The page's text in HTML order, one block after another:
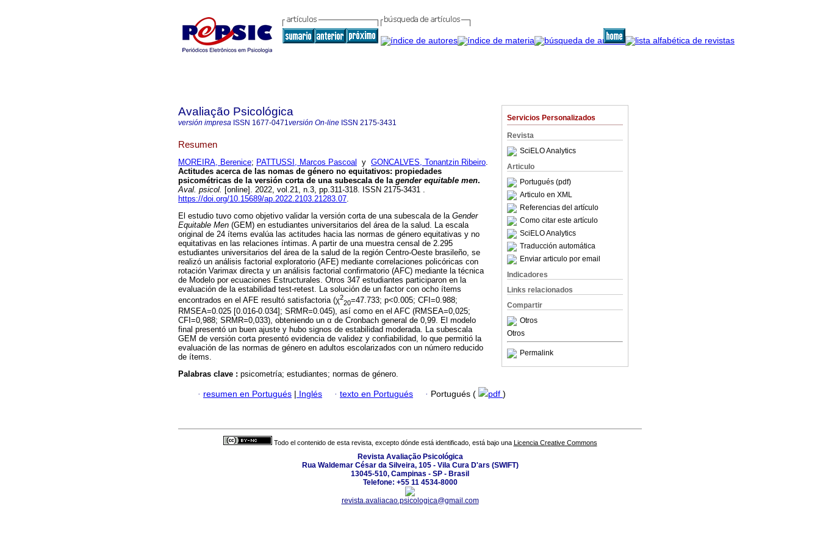
Servicios Personalizados
Revista
SciELO Analytics
Articulo
Portugués (pdf)
Articulo en XML
Referencias del artículo
Como citar este artículo
SciELO Analytics
Traducción automática
Enviar articulo por email
Indicadores
Links relacionados
Compartir
Otros
Otros
Permalink
Avaliação Psicológica
versión impresa ISSN 1677-0471versión On-line ISSN 2175-3431
Resumen
MOREIRA, Berenice; PATTUSSI, Marcos Pascoal y GONCALVES, Tonantzin Ribeiro.
Actitudes acerca de las nomas de género no equitativos: propiedades
psicométricas de la versión corta de una subescala de la gender equitable men.
Aval. psicol. [online]. 2022, vol.21, n.3, pp.311-318. ISSN 2175-3431 .
https://doi.org/10.15689/ap.2022.2103.21283.07.
El estudio tuvo como objetivo validar la versión corta de una subescala de la Gender
Equitable Men (GEM) en estudiantes universitarios del área de la salud. La escala
original de 24 ítems evalúa las actitudes hacia las normas de género equitativas y no
equitativas en las relaciones íntimas. A partir de una muestra censal de 2.295
estudiantes universitarios del área de la salud de la región Centro-Oeste brasileño, se
realizó un análisis factorial exploratorio (AFE) mediante correlaciones policóricas con
rotación Varimax directa y un análisis factorial confirmatorio (AFC) mediante la técnica
de Modelo por ecuaciones Estructurales. Otros 347 estudiantes participaron en la
evaluación de la estabilidad test-retest. La solución de un factor con ocho ítems
encontrados en el AFE resultó satisfactoria (χ2
20=47.733; p<0.005; CFI=0.988;
RMSEA=0.025 [0.016-0.034]; SRMR=0.045), así como en el AFC (RMSEA=0,025;
CFI=0,988; SRMR=0,033), obteniendo un α de Cronbach general de 0,99. El modelo
final presentó un buen ajuste y hubo signos de estabilidad moderada. La subescala
GEM de versión corta presentó evidencia de validez y confiabilidad, lo que permitió la
evaluación de las normas de género en adultos escolarizados con un número reducido
de ítems.
Palabras clave : psicometría; estudiantes; normas de género.
· resumen en Portugués | Inglés · texto en Portugués · Portugués ( pdf )
Todo el contenido de esta revista, excepto dónde está identificado, está bajo una Licencia Creative Commons
Revista Avaliação Psicológica
Rua Waldemar César da Silveira, 105 - Vila Cura D'ars (SWIFT)
13045-510, Campinas - SP - Brasil
Telefone: +55 11 4534-8000
revista.avaliacao.psicologica@gmail.com